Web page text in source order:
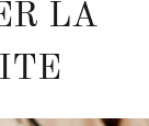
LA